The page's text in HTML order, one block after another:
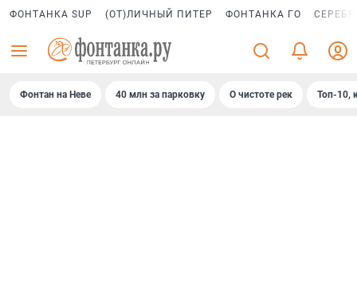
ФОНТАНКА SUP (ОТ)ЛИЧНЫЙ ПИТЕР ФОНТАНКА ГО
Фонтан на Неве 40 млн за парковку О чистоте рек Топ-10,